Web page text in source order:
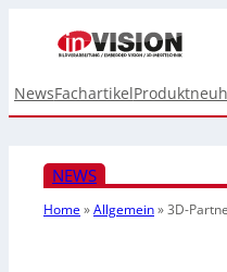
NewsFachartikel
NEWS
Home»Allgemein»3D-